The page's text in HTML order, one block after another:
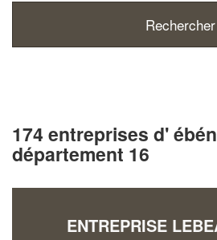
174 entreprises d'
département 16
ENTREPRISE